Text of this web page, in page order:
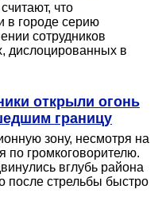
что
в городе серию
сотрудников
дислоцированных в
открыли огонь
границу
зону, несмотря на
по громкоговорителю.
вглубь района
после стрельбы быстро